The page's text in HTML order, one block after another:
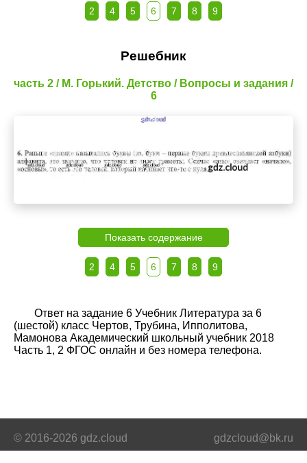
2 4 5 6 7 8 9
Решебник
часть 2 / М. Горький. Детство / Вопросы и задания /
6
Показать содержание
2 4 5 6 7 8 9
Ответ на задание 6 Учебник Литература за 6
(шестой) класс Чертов, Трубина, Ипполитова,
Мамонова Академический школьный учебник 2018
Часть 1, 2 ФГОС онлайн и без номера телефона.
© 2016-2026 gdz.cloud gdzcloud@bk.ru